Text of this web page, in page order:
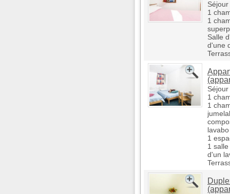
1
1
Salle
d'une
1
1
lavabo
1
1
d'un